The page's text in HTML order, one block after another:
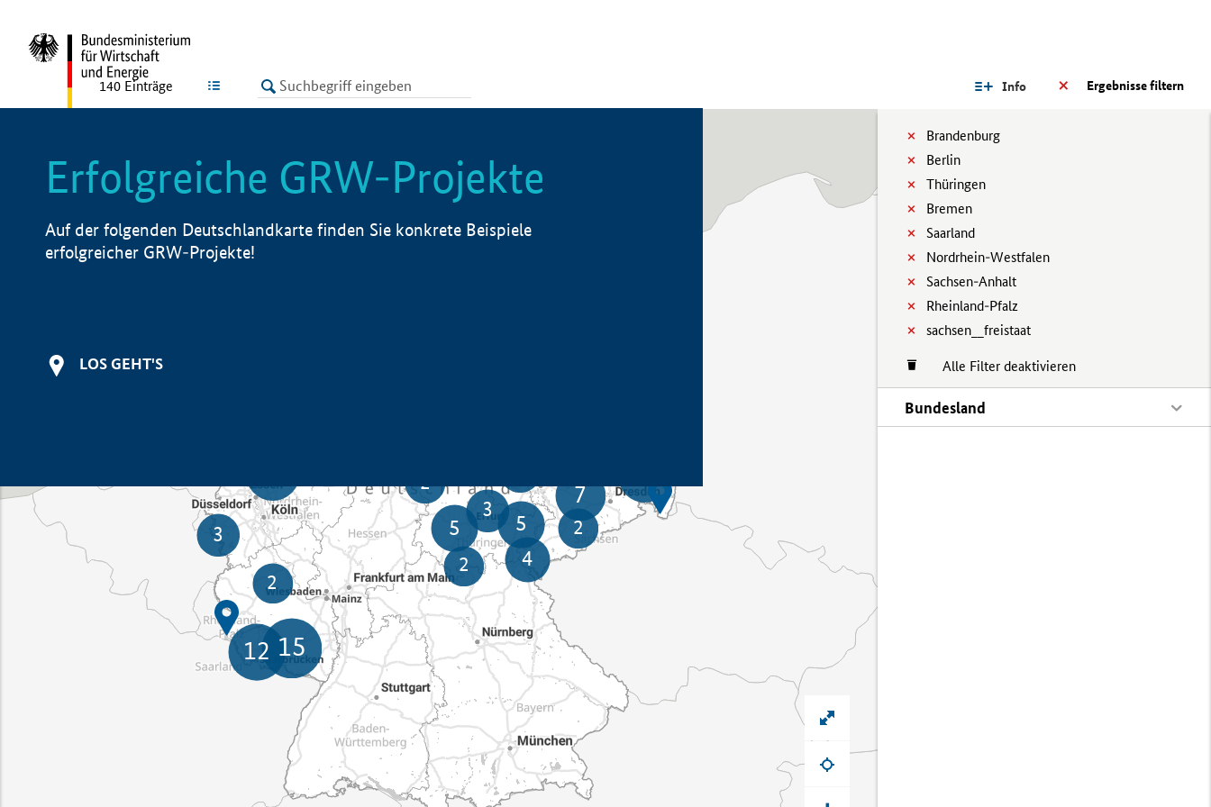
LISTE Ergebnisse filtern
Info
Brandenburg
Berlin
Thüringen
Bremen
Saarland
Nordrhein-Westfalen
Sachsen-Anhalt
Rheinland-Pfalz
sachsen__freistaat
Alle Filter deaktivieren
Bundesland
140 Einträge
Erfolgreiche GRW-Projekte
Auf der folgenden Deutschlandkarte finden Sie konkrete Beispiele
erfolgreicher GRW-Projekte!
LOS GEHT'S